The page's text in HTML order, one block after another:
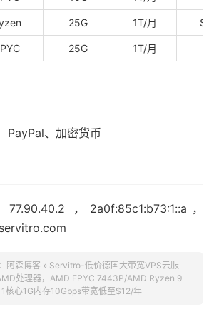
25G 1T/月
25G 1T/月
PayPal、加密货币
，2a0f:85c1:b73:1::a，
阿森博客 » Servitro-低价德国大带宽VPS云服
处理器，AMD EPYC 7443P/AMD Ryzen 9
核心1G内存10Gbps带宽低至$12/年